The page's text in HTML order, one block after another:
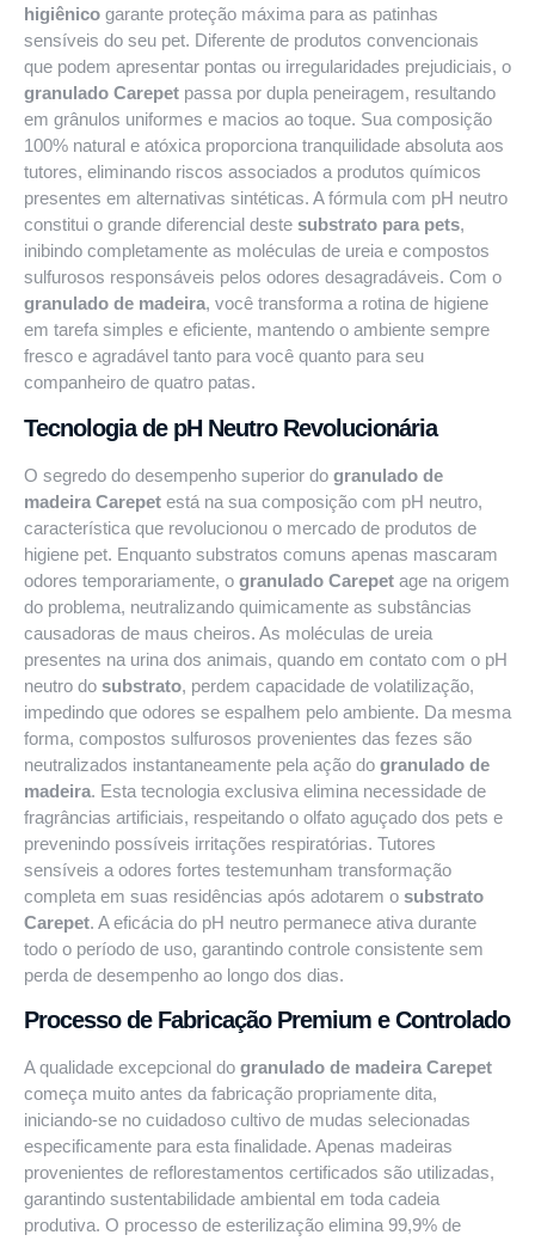
higiênico garante proteção máxima para as patinhas
sensíveis do seu pet. Diferente de produtos convencionais
que podem apresentar pontas ou irregularidades prejudiciais, o
granulado Carepet passa por dupla peneiragem, resultando
em grânulos uniformes e macios ao toque. Sua composição
100% natural e atóxica proporciona tranquilidade absoluta aos
tutores, eliminando riscos associados a produtos químicos
presentes em alternativas sintéticas. A fórmula com pH neutro
constitui o grande diferencial deste substrato para pets,
inibindo completamente as moléculas de ureia e compostos
sulfurosos responsáveis pelos odores desagradáveis. Com o
granulado de madeira, você transforma a rotina de higiene
em tarefa simples e eficiente, mantendo o ambiente sempre
fresco e agradável tanto para você quanto para seu
companheiro de quatro patas.
Tecnologia de pH Neutro Revolucionária
O segredo do desempenho superior do granulado de
madeira Carepet está na sua composição com pH neutro,
característica que revolucionou o mercado de produtos de
higiene pet. Enquanto substratos comuns apenas mascaram
odores temporariamente, o granulado Carepet age na origem
do problema, neutralizando quimicamente as substâncias
causadoras de maus cheiros. As moléculas de ureia
presentes na urina dos animais, quando em contato com o pH
neutro do substrato, perdem capacidade de volatilização,
impedindo que odores se espalhem pelo ambiente. Da mesma
forma, compostos sulfurosos provenientes das fezes são
neutralizados instantaneamente pela ação do granulado de
madeira. Esta tecnologia exclusiva elimina necessidade de
fragrâncias artificiais, respeitando o olfato aguçado dos pets e
prevenindo possíveis irritações respiratórias. Tutores
sensíveis a odores fortes testemunham transformação
completa em suas residências após adotarem o substrato
Carepet. A eficácia do pH neutro permanece ativa durante
todo o período de uso, garantindo controle consistente sem
perda de desempenho ao longo dos dias.
Processo de Fabricação Premium e Controlado
A qualidade excepcional do granulado de madeira Carepet
começa muito antes da fabricação propriamente dita,
iniciando-se no cuidadoso cultivo de mudas selecionadas
especificamente para esta finalidade. Apenas madeiras
provenientes de reflorestamentos certificados são utilizadas,
garantindo sustentabilidade ambiental em toda cadeia
produtiva. O processo de esterilização elimina 99,9% de